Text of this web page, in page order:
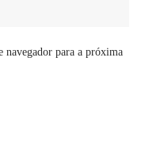
navegador para a próxima